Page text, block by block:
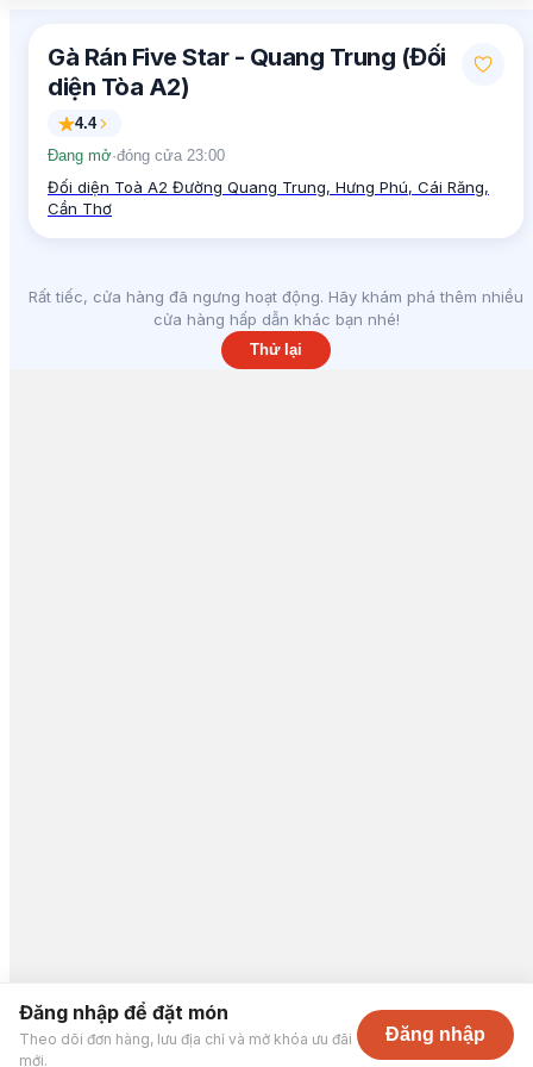
Gà Rán Five Star - Quang Trung (Đối
diện Tòa A2)
4.4
Đang mở·đóng cửa 23:00
Đối diện Toà A2 Đường Quang Trung, Hưng Phú, Cái Răng,
Cần Thơ
Rất tiếc, cửa hàng đã ngưng hoạt động. Hãy khám phá thêm nhiều
cửa hàng hấp dẫn khác bạn nhé!
Thử lại
Đăng nhập để đặt món
Theo dõi đơn hàng, lưu địa chỉ và mở khóa ưu đãi
mới.
Đăng nhập